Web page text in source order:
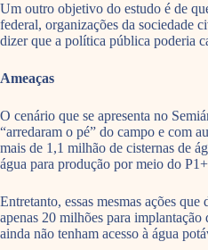
Um outro objetivo do estudo é de
federal, organizações da sociedade
dizer que a política pública poderia
Ameaças
O cenário que se apresenta no
“arredaram o pé” do campo e com
mais de 1,1 milhão de cisternas de
água para produção por meio do
Entretanto, essas mesmas ações
apenas 20 milhões para
ainda não tenham acesso à água